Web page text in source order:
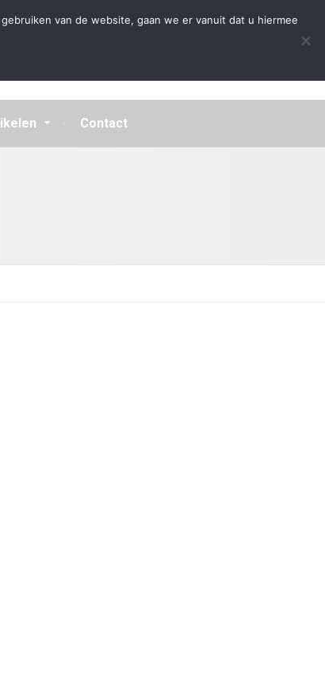
Voorwaarden Disclaimer Privacybeleid
Contact
van de website, gaan we er vanuit dat u hiermee